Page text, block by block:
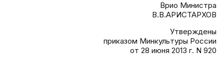
Врио Министра
В.В.АРИСТАРХОВ
Утверждены
приказом Минкультуры России
от 28 июня 2013 г. N 920